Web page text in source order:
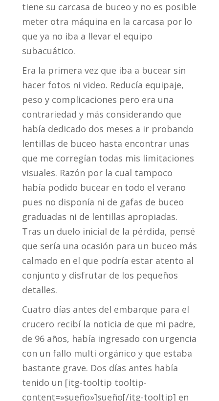
tiene su carcasa de buceo y no es posible
meter otra máquina en la carcasa por lo
que ya no iba a llevar el equipo
subacuático.
Era la primera vez que iba a bucear sin
hacer fotos ni video. Reducía equipaje,
peso y complicaciones pero era una
contrariedad y más considerando que
había dedicado dos meses a ir probando
lentillas de buceo hasta encontrar unas
que me corregían todas mis limitaciones
visuales. Razón por la cual tampoco
había podido bucear en todo el verano
pues no disponía ni de gafas de buceo
graduadas ni de lentillas apropiadas.
Tras un duelo inicial de la pérdida, pensé
que sería una ocasión para un buceo más
calmado en el que podría estar atento al
conjunto y disfrutar de los pequeños
detalles.
Cuatro días antes del embarque para el
crucero recibí la noticia de que mi padre,
de 96 años, había ingresado con urgencia
con un fallo multi orgánico y que estaba
bastante grave. Dos días antes había
tenido un [itg-tooltip tooltip-
content=»sueño»]sueño[/itg-tooltip] en